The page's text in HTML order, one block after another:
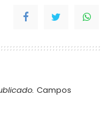
Campos